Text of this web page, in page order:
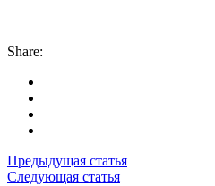
Share:
Предыдущая статья
Следующая статья